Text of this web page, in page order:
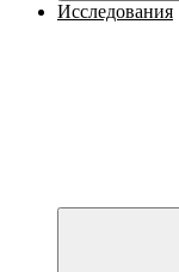
Исследования